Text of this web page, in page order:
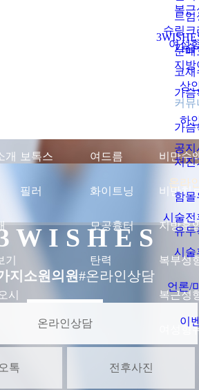
복근
여성
슈링
지방
트임
눈매
상
하
코재
가슴
가슴
가슴
처진
함몰
유두
커뮤
공지
온라
시술전
시술
언론/
이
개
시
보톡스
필러
여드름
화이트닝
모공흉터
탄력
비만수
비만치
지방흡
복부성
복근성
여성형
W I S H E S
지소원의원#온라인상담
온라인상담
톡 전후사진